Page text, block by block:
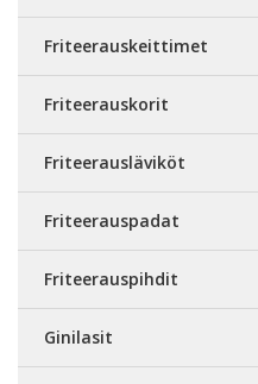
Friteerauskeittimet
Friteerauskorit
Friteerausläviköt
Friteerauspadat
Friteerauspihdit
Ginilasit